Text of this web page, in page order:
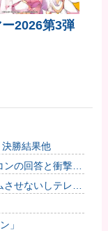
ー2026第3弾
勝結果他
の回答と衝撃の
割なんで特に影
せないしテレビ
」